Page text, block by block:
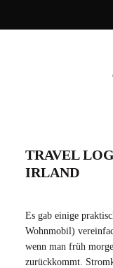
TRAVEL
IRLAND
Es gab einige
Wohnmobil)
wenn man früh
zurückkommt.